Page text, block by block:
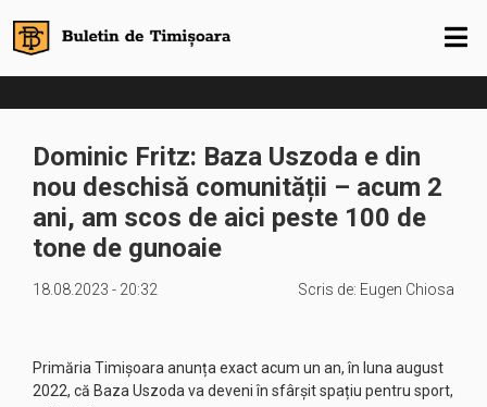
Dominic Fritz: Baza Uszoda e din
nou deschisă comunității – acum 2
ani, am scos de aici peste 100 de
tone de gunoaie
18.08.2023 - 20:32 Scris de: Eugen Chiosa
Primăria Timișoara anunța exact acum un an, în luna august
2022, că Baza Uszoda va deveni în sfârșit spațiu pentru sport,